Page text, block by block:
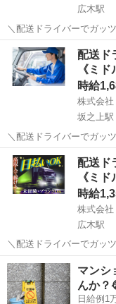
広木駅
＼配送ドライバーでガッツリ稼げる！／ ＜お
の配送業務及び付随する業務 ■車種・内容：DR:4t ■商品：食
先：飲食店等 ■配送件数：15件～20件 ＜必
定)...
鹿児島 鹿児島市
配送ド
《ミ
時給
株式会社
坂之上駅
＼配送ドライバーでガッツリ稼げる！／ ＜お
よる貨物集配業務（トラック運転
大型＋作業 ■商品：その
配送件数：3...
鹿児島 鹿児島市
配送ド
《ミ
時給
株式会社
広木駅
＼配送ドライバーでガッツリ稼げる！／ ＜お
の配送業務及び付随する業務 ■車種・内容：DR:4t ■商品：食
先：センター間 ■配送件数：日によ
許(8t限...
鹿児島 鹿児島市
マンシ
んか？